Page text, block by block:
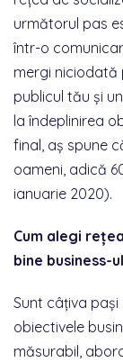
următorul pas
într-o
mergi niciodată
publicul tău și
la îndeplinirea
final, aș spune
oameni, adică
ianuarie 2020).
Cum alegi
bine business-
Sunt câțiva pași
obiectivele
măsurabil,